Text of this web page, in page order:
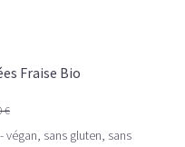
Fraise Bio
€
végan, sans gluten, sans